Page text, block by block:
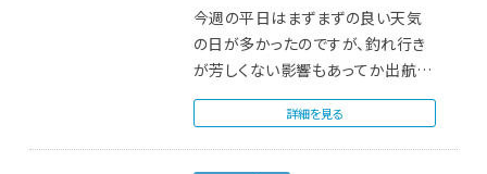
今週の平日はまずまずの良い天気
の日が多かったのですが、釣れ行き
が芳しくない影響もあってか出航さ
れたお客様は少な…
詳細を見る